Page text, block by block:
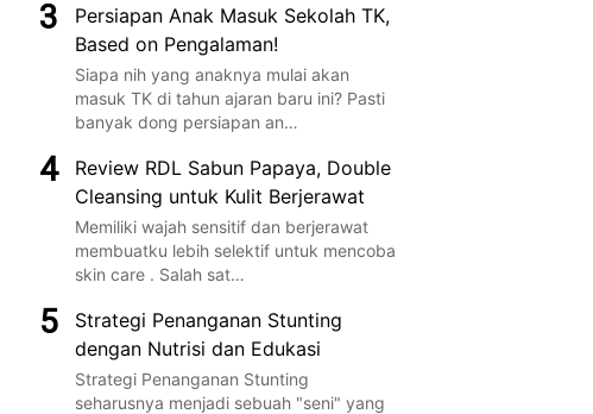
Persiapan Anak Masuk Sekolah TK,
Based on Pengalaman!
Siapa nih yang anaknya mulai akan
masuk TK di tahun ajaran baru ini? Pasti
banyak dong persiapan an…
Review RDL Sabun Papaya, Double
Cleansing untuk Kulit Berjerawat
Memiliki wajah sensitif dan berjerawat
membuatku lebih selektif untuk mencoba
skin care . Salah sat…
Strategi Penanganan Stunting
dengan Nutrisi dan Edukasi
Strategi Penanganan Stunting
seharusnya menjadi sebuah "seni" yang